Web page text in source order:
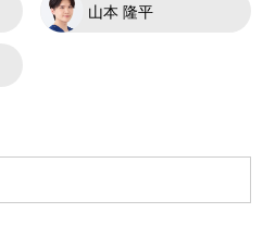
山本 隆平